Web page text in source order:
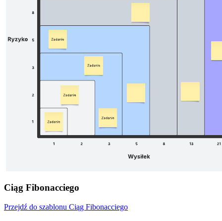
Ciąg Fibonacciego
Przejdź do szablonu Ciąg Fibonacciego